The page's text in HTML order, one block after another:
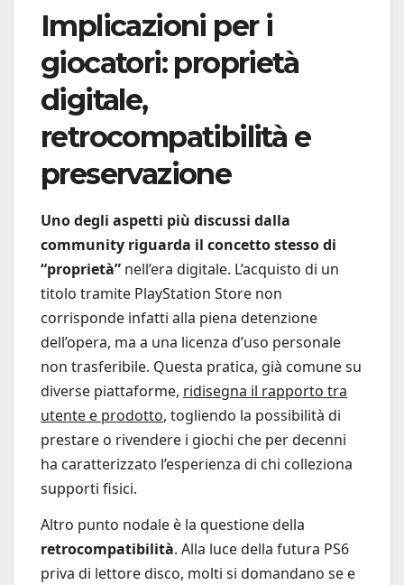
Implicazioni per i
giocatori: proprietà
digitale,
retrocompatibilità e
preservazione
Uno degli aspetti più discussi dalla
community riguarda il concetto stesso di
“proprietà” nell’era digitale. L’acquisto di un
titolo tramite PlayStation Store non
corrisponde infatti alla piena detenzione
dell’opera, ma a una licenza d’uso personale
non trasferibile. Questa pratica, già comune su
diverse piattaforme, ridisegna il rapporto tra
utente e prodotto, togliendo la possibilità di
prestare o rivendere i giochi che per decenni
ha caratterizzato l’esperienza di chi colleziona
supporti fisici.
Altro punto nodale è la questione della
retrocompatibilità. Alla luce della futura PS6
priva di lettore disco, molti si domandano se e